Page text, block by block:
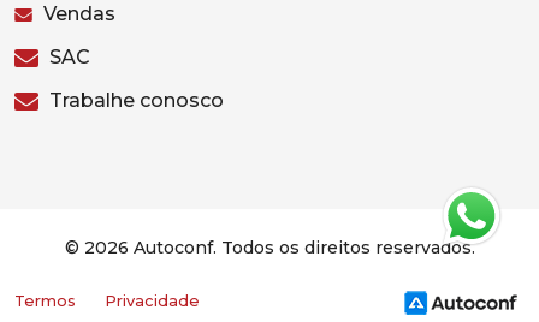
Vendas
SAC
Trabalhe conosco
© 2026 Autoconf. Todos os direitos reservados.
Termos Privacidade